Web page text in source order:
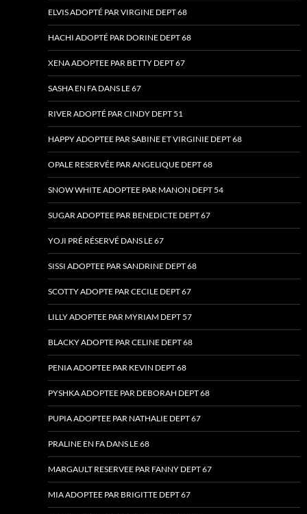
ELVIS ADOPTÉ PAR VIRGINE DEPT 68
HACHI ADOPTÉ PAR DORINE DEPT 68
XENA ADOPTEE PAR BETTY DEPT 67
SASHA EN FA DANS LE 67
RIVER ADOPTÉ PAR CINDY DEPT 51
HAPPY ADOPTEE PAR SABINE ET VIRGINIE DEPT 68
OPALE RESERVÉE PAR ANGELIQUE DEPT 68
SNOW WHITE ADOPTEE PAR MANON DEPT 54
SUGAR ADOPTEE PAR BENEDICTE DEPT 67
YOJI PRÉ RÉSERVÉ DANS LE 67
SISSI ADOPTEE PAR SANDRINE DEPT 68
SCOTTY ADOPTE PAR CECILE DEPT 67
LILLY ADOPTEE PAR MYRIAM DEPT 57
BLACKY ADOPTE PAR CELINE DEPT 68
PENIA ADOPTEE PAR KEVIN DEPT 68
PYSHKA ADOPTEE PAR DEBORAH DEPT 68
PUPIA ADOPTEE PAR NATHALIE DEPT 67
PRALINE EN FA DANS LE 68
MARGAULT RESERVEE PAR FANNY DEPT 67
MIA ADOPTEE PAR BRIGITTE DEPT 67